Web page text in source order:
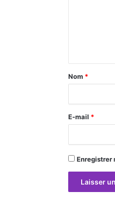
a
r
e
Nom *
E-mail *
Enregistrer